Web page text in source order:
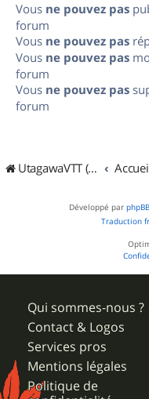
Vous ne pouvez pas
forum
Vous ne pouvez pas
Vous ne pouvez pas
forum
Vous ne pouvez pas
forum
UtagawaVTT (Randos VTT et VTTAE avec traces GPS)
Développé par phpBB
Traduction
Qui sommes-nous ?
Contact & Logos
Services pros
Mentions légales
Politique de